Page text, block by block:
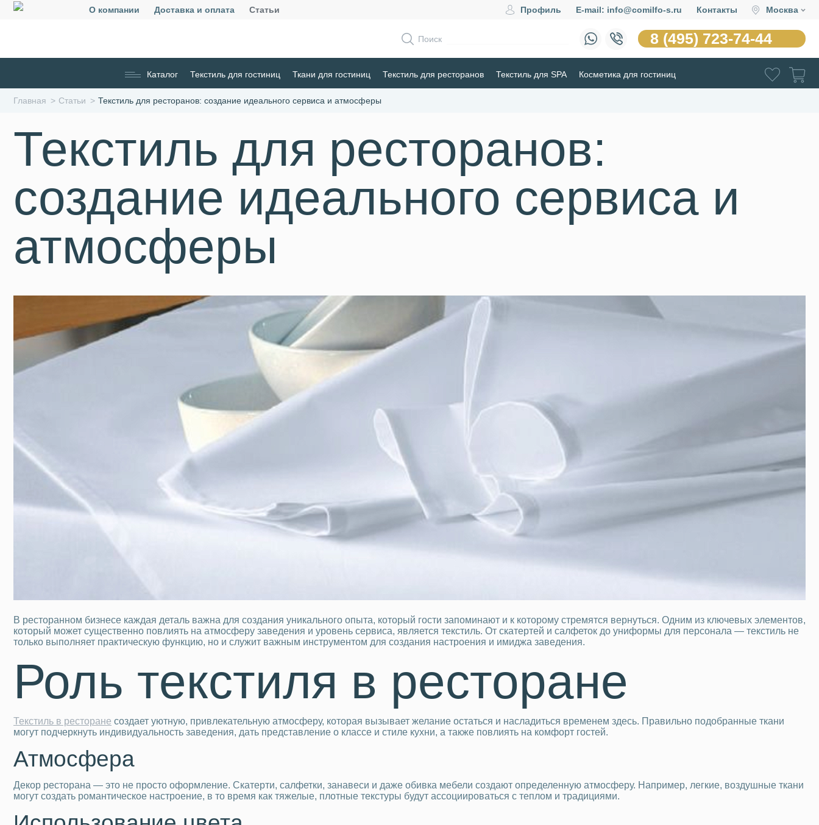
О компании Доставка и оплата Статьи Профиль E-mail: info@comilfo-s.ru Контакты Москва
Поиск 8 (495) 723-74-44
Каталог Текстиль для гостиниц Ткани для гостиниц Текстиль для ресторанов Текстиль для SPA Косметика для гостиниц
Главная Статьи Текстиль для ресторанов: создание идеального сервиса и атмосферы
Текстиль для ресторанов:
создание идеального сервиса и
атмосферы
В ресторанном бизнесе каждая деталь важна для создания уникального опыта, который гости запоминают и к которому стремятся вернуться. Одним из ключевых элементов,
который может существенно повлиять на атмосферу заведения и уровень сервиса, является текстиль. От скатертей и салфеток до униформы для персонала — текстиль не
только выполняет практическую функцию, но и служит важным инструментом для создания настроения и имиджа заведения.
Роль текстиля в ресторане
Текстиль в ресторане создает уютную, привлекательную атмосферу, которая вызывает желание остаться и насладиться временем здесь. Правильно подобранные ткани
могут подчеркнуть индивидуальность заведения, дать представление о классе и стиле кухни, а также повлиять на комфорт гостей.
Атмосфера
Декор ресторана — это не просто оформление. Скатерти, салфетки, занавеси и даже обивка мебели создают определенную атмосферу. Например, легкие, воздушные ткани
могут создать романтическое настроение, в то время как тяжелые, плотные текстуры будут ассоциироваться с теплом и традициями.